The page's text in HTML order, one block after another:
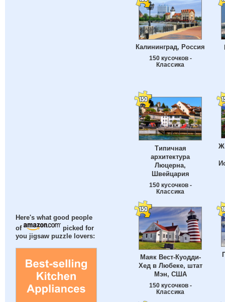
Here's what good people
of
picked for
you jigsaw puzzle lovers:
Калининград, Россия
150 кусочков -
Классика
Типичная
архитектура
Люцерна,
Швейцария
150 кусочков -
Классика
Маяк Вест-Куодди-
Хед в Любеке, штат
Мэн, США
150 кусочков -
Классика